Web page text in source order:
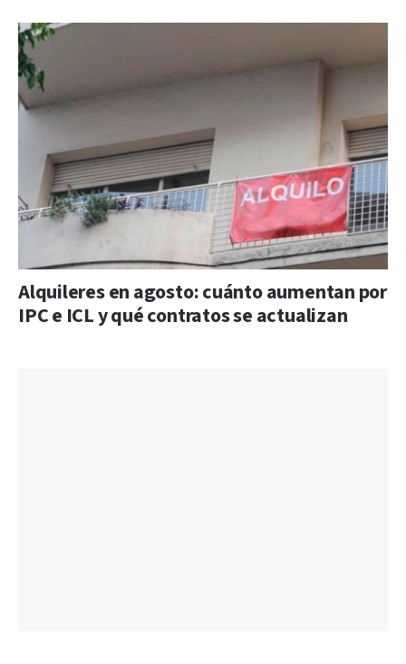
Alquileres en agosto: cuánto aumentan por
IPC e ICL y qué contratos se actualizan